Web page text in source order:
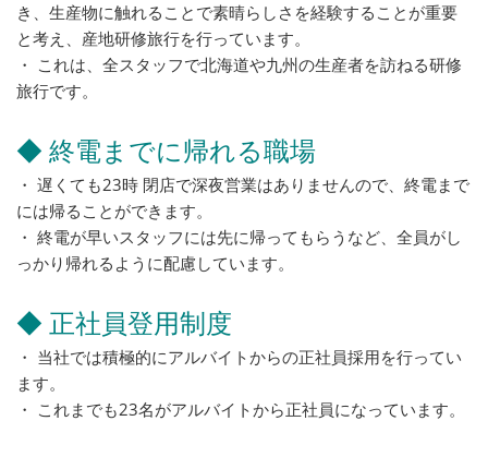
き、生産物に触れることで素晴らしさを経験することが重要
と考え、産地研修旅行を行っています。
・ これは、全スタッフで北海道や九州の生産者を訪ねる研修
旅行です。
◆ 終電までに帰れる職場
・ 遅くても23時 閉店で深夜営業はありませんので、終電まで
には帰ることができます。
・ 終電が早いスタッフには先に帰ってもらうなど、全員がし
っかり帰れるように配慮しています。
◆ 正社員登用制度
・ 当社では積極的にアルバイトからの正社員採用を行ってい
ます。
・ これまでも23名がアルバイトから正社員になっています。